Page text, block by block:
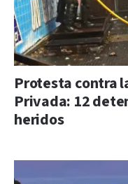
Protesta contra
Privada: 12
heridos